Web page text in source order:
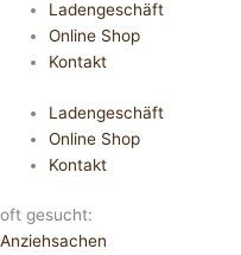
Ladengeschäft
Online Shop
Kontakt
Ladengeschäft
Online Shop
Kontakt
oft gesucht:
Anziehsachen